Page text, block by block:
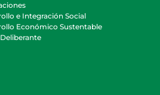
e Integración Social
Económico Sustentable